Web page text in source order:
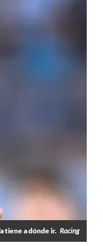
tiene a dónde ir. Racing